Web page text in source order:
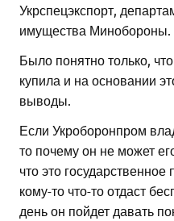
Укрспецэкспорт,
имущества Минобороны.
Было понятно только,
купила и на основании
выводы.
Если Укроборонпром
то почему он не может
что это
кому-то что-то отдаст
день он пойдет давать